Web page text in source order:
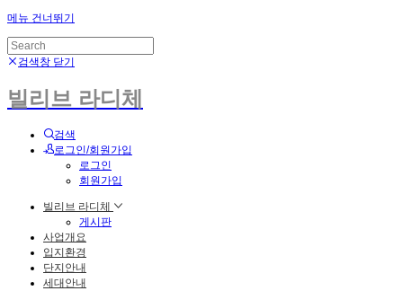
메뉴 건너뛰기
검색창 닫기
빌리브 라디체
검색
로그인/회원가입
로그인
회원가입
빌리브 라디체
게시판
사업개요
입지환경
단지안내
세대안내